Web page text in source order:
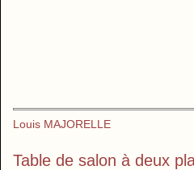
Louis MAJORELLE
Table de salon à deux